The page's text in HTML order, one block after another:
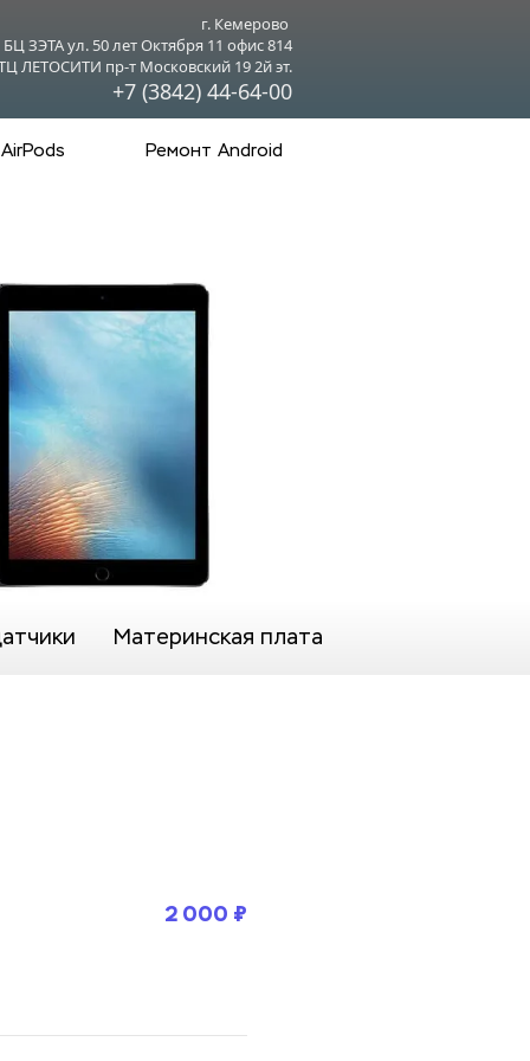
г. Кемерово
БЦ ЗЭТА ул. 50 лет Октября 11 офис 814
ЛЕТОСИТИ пр-т Московский 19 2й эт.
+7 (3842) 44-64-00
Ремонт Android
Материнская плата
2 000 ₽